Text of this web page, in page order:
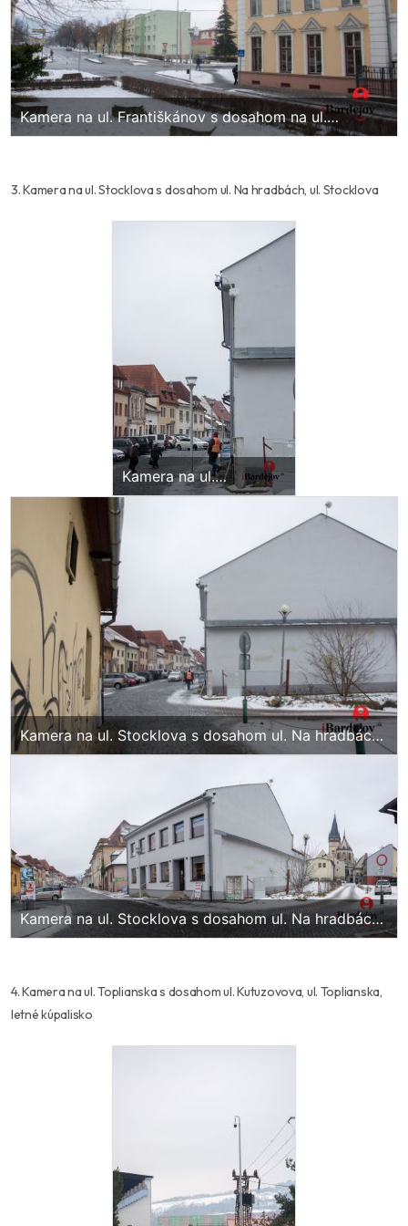
Kamera na ul. Františkánov s dosahom na ul.
Jiráskova, ul. Františkánov, ul. Komenského
3. Kamera na ul. Stocklova s dosahom ul. Na hradbách, ul. Stocklova
Kamera na ul.
Stocklova s dosahom
ul. Na hradbách, ul.
Stocklova
Kamera na ul. Stocklova s dosahom ul. Na hradbách,
ul. Stocklova
Kamera na ul. Stocklova s dosahom ul. Na hradbách,
ul. Stocklova
4. Kamera na ul. Toplianska s dosahom ul. Kutuzovova, ul. Toplianska,
letné kúpalisko